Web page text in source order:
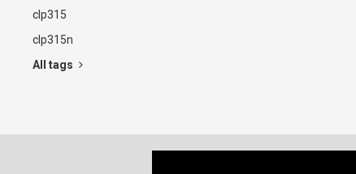
clp315
clp315n
All tags